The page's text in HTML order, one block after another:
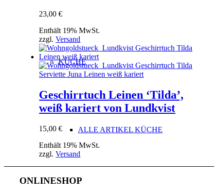
KÜCHE
ALLE ARTIKEL KÜCHE
23,00€
Enthält 19% MwSt.
zzgl.Versand
Geschirrtuch Leinen ‘Tilda’,
weiß kariert von Lundkvist
15,00€
Enthält 19% MwSt.
zzgl.Versand
ONLINESHOP